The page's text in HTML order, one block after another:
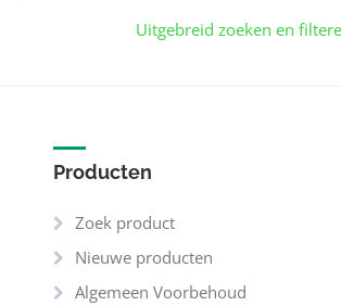
Uitgebreid zoeken en
Producten
Zoek product
Nieuwe producten
Algemeen Voorbehoud